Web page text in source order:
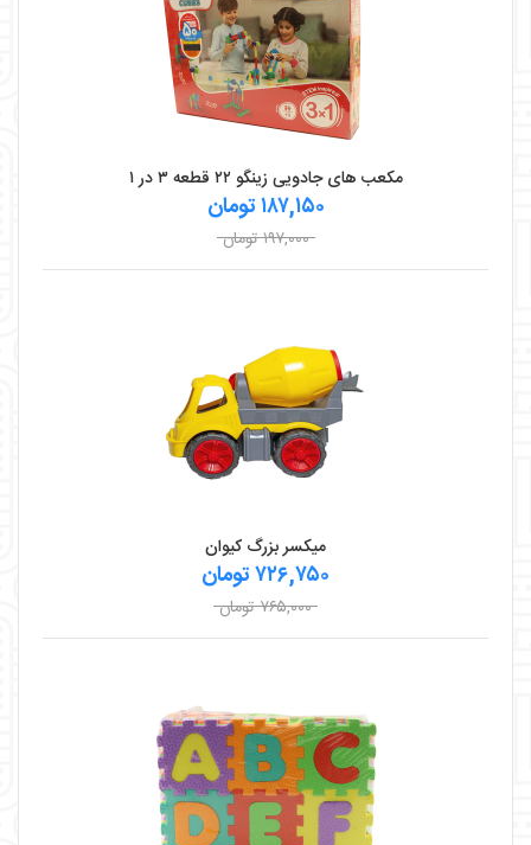
مکعب های جادویی زینگو ۲۲ قطعه ۳ در ۱
۱۸۷,۱۵۰ تومان
۱۹۷,۰۰۰ تومان
میکسر بزرگ کیوان
۷۲۶,۷۵۰ تومان
۷۶۵,۰۰۰ تومان